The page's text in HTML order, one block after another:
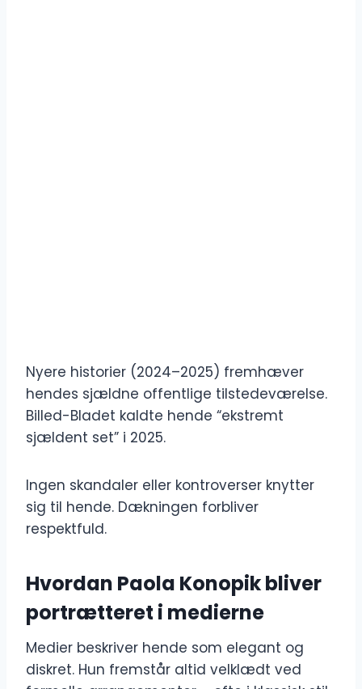
Nyere historier (2024–2025) fremhæver
hendes sjældne offentlige tilstedeværelse.
Billed-Bladet kaldte hende “ekstremt
sjældent set” i 2025.
Ingen skandaler eller kontroverser knytter
sig til hende. Dækningen forbliver
respektfuld.
Hvordan Paola Konopik bliver
portrætteret i medierne
Medier beskriver hende som elegant og
diskret. Hun fremstår altid velklædt ved